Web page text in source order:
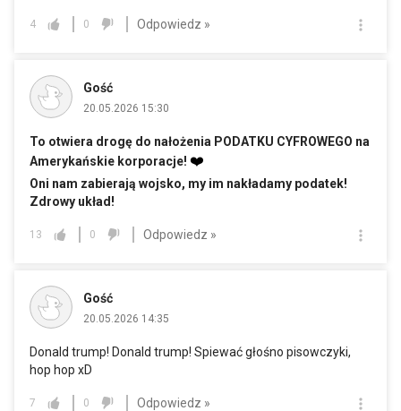
4 0 Odpowiedz »
Gość
20.05.2026 15:30
To otwiera drogę do nałożenia PODATKU CYFROWEGO na
Amerykańskie korporacje! ❤️
Oni nam zabierają wojsko, my im nakładamy podatek!
Zdrowy układ!
13 0 Odpowiedz »
Gość
20.05.2026 14:35
Donald trump! Donald trump! Spiewać głośno pisowczyki,
hop hop xD
7 0 Odpowiedz »